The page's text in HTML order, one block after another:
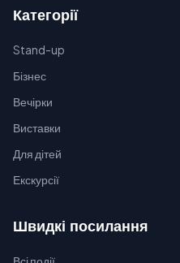
Категорії
Stand-up
Бізнес
Вечірки
Виставки
Для дітей
Екскурсії
Швидкі посилання